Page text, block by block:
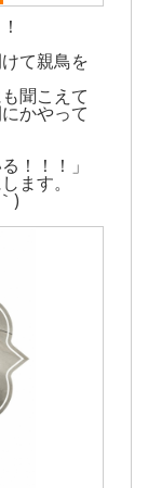
て親鳥を
聞こえて
かやって
！！！」
ます。
)